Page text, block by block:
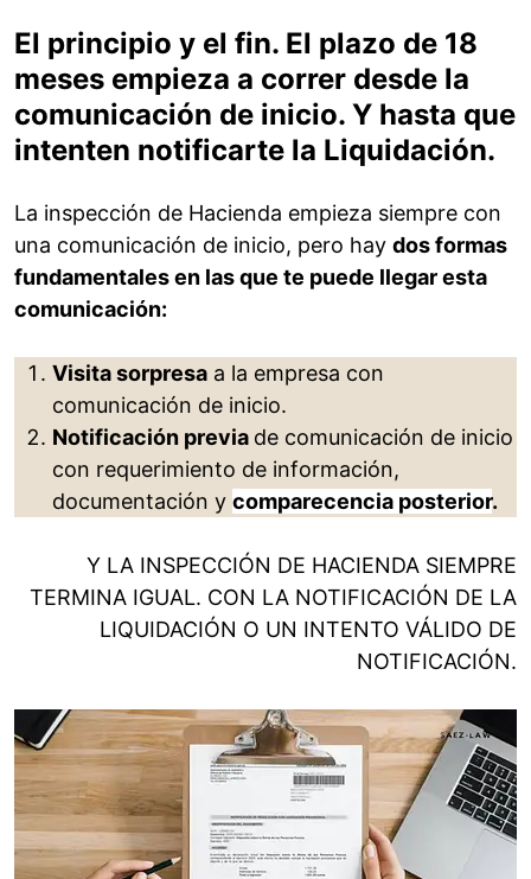
El principio y el fin. El plazo de 18
meses empieza a correr desde la
comunicación de inicio. Y hasta que
intenten notificarte la Liquidación.
La inspección de Hacienda empieza siempre con
una comunicación de inicio, pero hay dos formas
fundamentales en las que te puede llegar esta
comunicación:
Visita sorpresa a la empresa con
comunicación de inicio.
Notificación previa de comunicación de inicio
con requerimiento de información,
documentación y comparecencia posterior.
Y LA INSPECCIÓN DE HACIENDA SIEMPRE
TERMINA IGUAL. CON LA NOTIFICACIÓN DE LA
LIQUIDACIÓN O UN INTENTO VÁLIDO DE
NOTIFICACIÓN.